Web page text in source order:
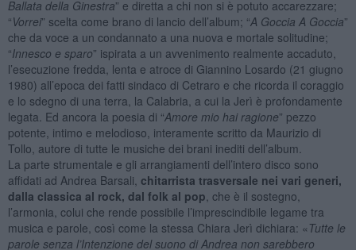
Ballata della Ginestra” e diretta a chi non si è potuto accarezzare;
“Vorrei” scelta come brano di lancio dell’album; “A Goccia A Goccia”
che da voce a un condannato a una nuova e mortale solitudine;
“Innesco e sparo” ispirata a un avvenimento realmente accaduto,
l’esecuzione fredda, lenta e atroce di Giannino Losardo (21 giugno
1980) all’epoca dei fatti sindaco di Cetraro e che ricorda il coraggio
e lo sdegno di una terra, la Calabria, a cui la Jerì è profondamente
legata. Ed ancora la poesia di “Amore mio hai ragione” pezzo
potente, intimo e melodioso, interamente scritto da Maurizio di
Tollo, autore di tutte le musiche dei brani inediti dell’album.
La parte strumentale e gli arrangiamenti dell’intero disco sono
affidati ad Andrea Barsali, chitarrista trasversale nei vari generi,
dalla classica al rock, dal folk al pop , che è il sostegno,
l’armonia, colui che rende possibile l’imprescindibile legame tra
musica e parole, così come la stessa Chiara Jerì dichiara: « Tutte le
parole senza l’Intenzione del suono di Andrea non sarebbero